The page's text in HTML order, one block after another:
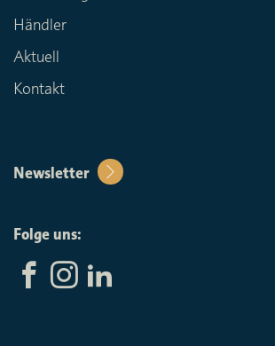
Händler
Aktuell
Kontakt
Newsletter
Folge uns: